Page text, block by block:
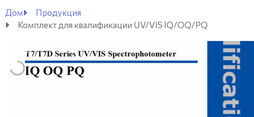
Дом
Продукция
Комплект для квалификации UV/VIS IQ/OQ/PQ